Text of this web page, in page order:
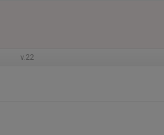
v.22